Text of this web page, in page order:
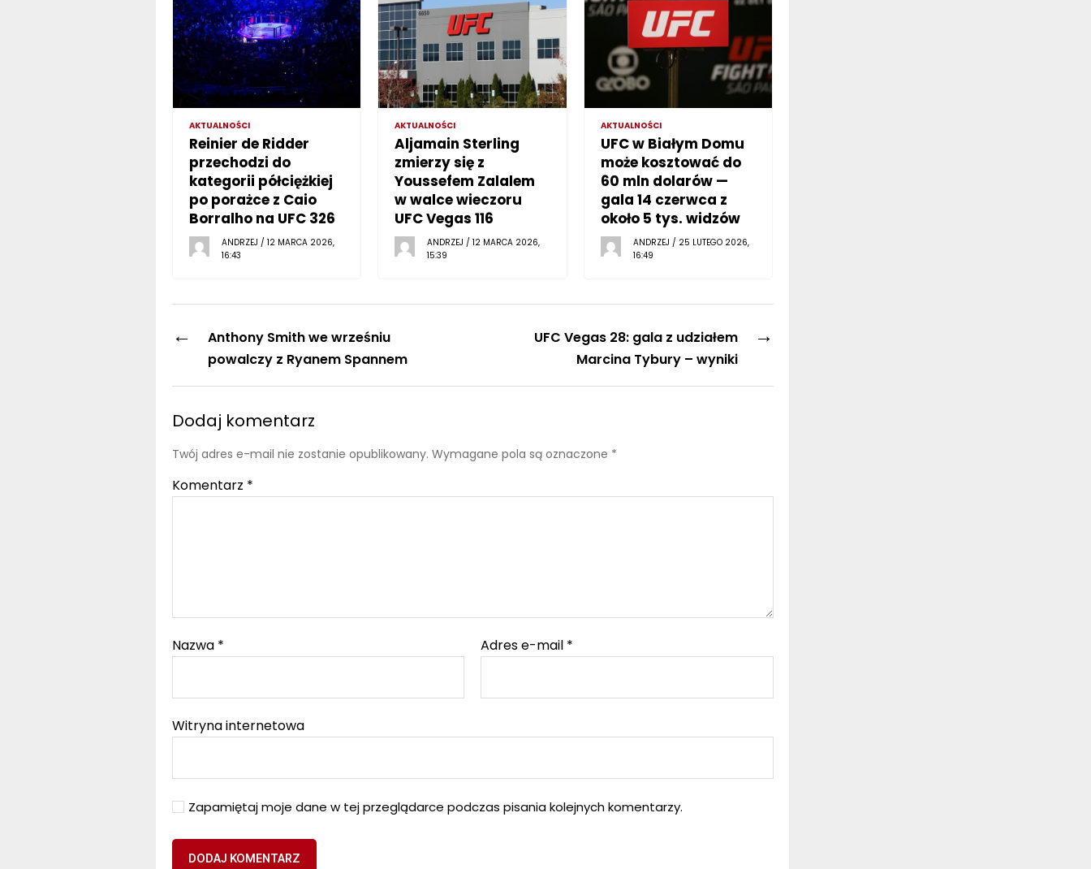
AKTUALNOŚCI
Reinier de Ridder
przechodzi do
kategorii półciężkiej
po porażce z Caio
Borralho na UFC 326
ANDRZEJ / 12 MARCA 2026,
16:43
AKTUALNOŚCI
Aljamain Sterling
zmierzy się z
Youssefem Zalalem
w walce wieczoru
UFC Vegas 116
ANDRZEJ / 12 MARCA 2026,
15:39
AKTUALNOŚCI
UFC w Białym Domu
może kosztować do
60 mln dolarów —
gala 14 czerwca z
około 5 tys. widzów
ANDRZEJ / 25 LUTEGO 2026,
16:49
←
Anthony Smith we wrześniu
powalczy z Ryanem Spannem
→
UFC Vegas 28: gala z udziałem
Marcina Tybury – wyniki
Dodaj komentarz
Twój adres e-mail nie zostanie opublikowany. Wymagane pola są oznaczone *
Komentarz *
Nazwa * Adres e-mail *
Witryna internetowa
Zapamiętaj moje dane w tej przeglądarce podczas pisania kolejnych komentarzy.